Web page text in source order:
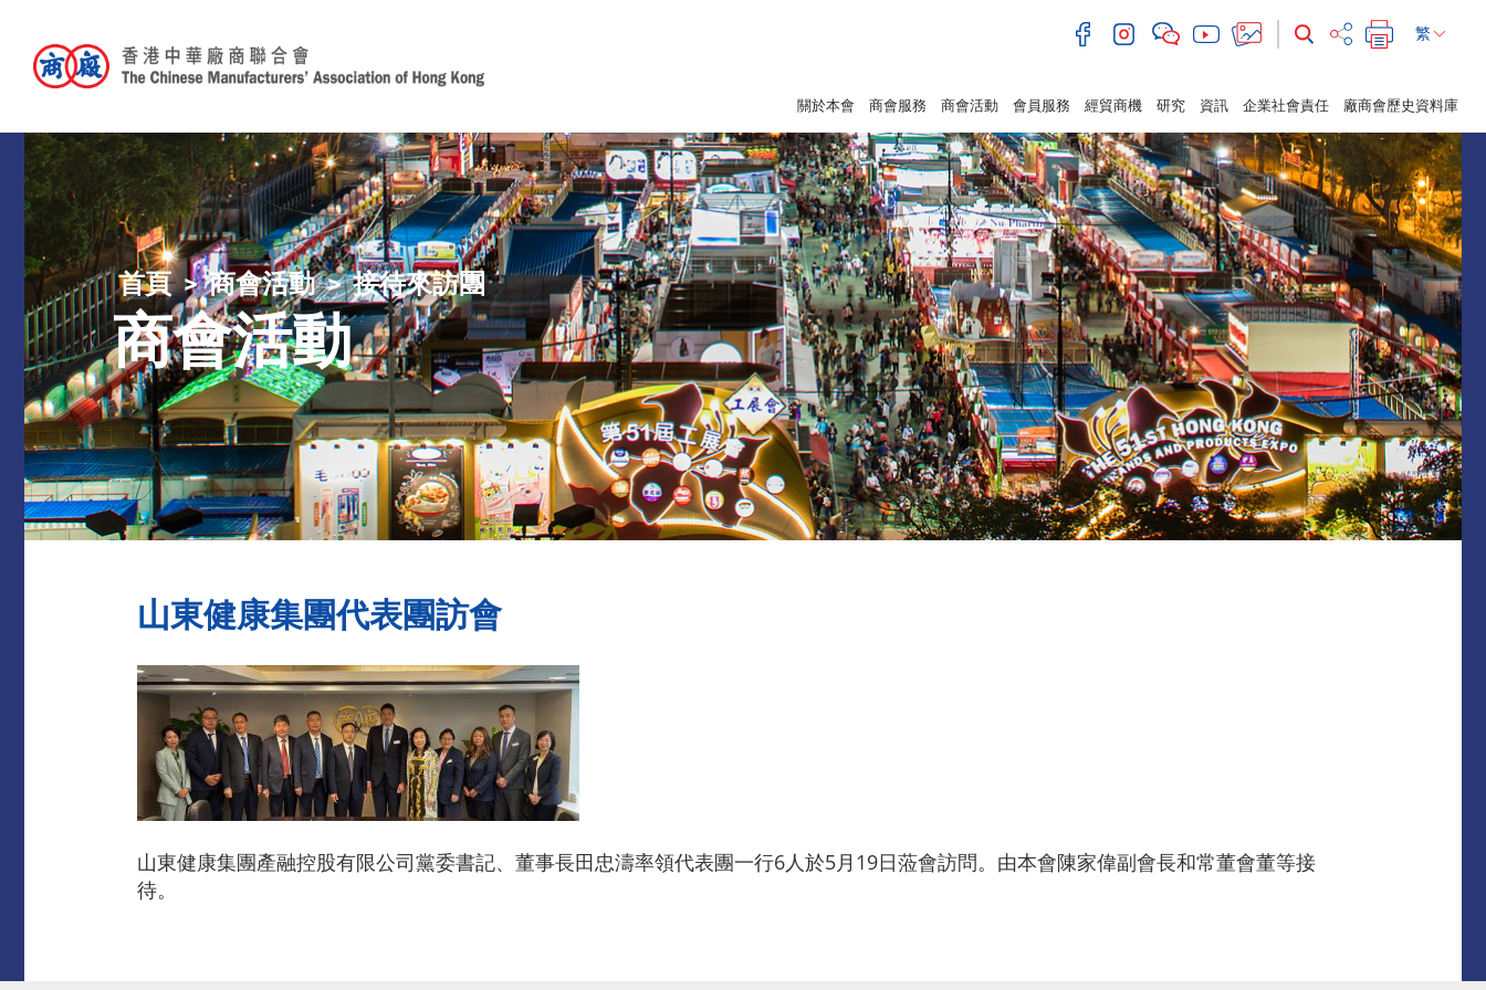
繁
關於本會 商會服務 商會活動 會員服務 經貿商機 研究 資訊 企業社會責任 廠商會歷史資料庫
首頁 商會活動 接待來訪團
商會活動
山東健康集團代表團訪會
山東健康集團產融控股有限公司黨委書記、董事長田忠濤率領代表團一行6人於5月19日蒞會訪問。由本會陳家偉副會長和常董會董等接
待。